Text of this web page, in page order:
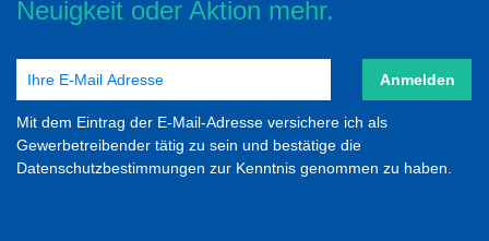
Neuigkeit oder Aktion mehr.
Anmelden
Mit dem Eintrag der E-Mail-Adresse versichere ich als
Gewerbetreibender tätig zu sein und bestätige die
Datenschutzbestimmungen zur Kenntnis genommen zu haben.